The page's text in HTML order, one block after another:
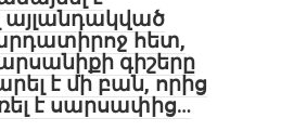
այլանդակված
հետ,
գիշերը
է մի բան, որից
է սարսափից…